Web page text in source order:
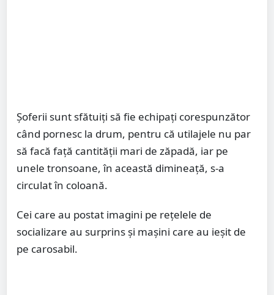
Șoferii sunt sfătuiți să fie echipați corespunzător
când pornesc la drum, pentru că utilajele nu par
să facă față cantității mari de zăpadă, iar pe
unele tronsoane, în această dimineață, s-a
circulat în coloană.
Cei care au postat imagini pe rețelele de
socializare au surprins și mașini care au ieșit de
pe carosabil.